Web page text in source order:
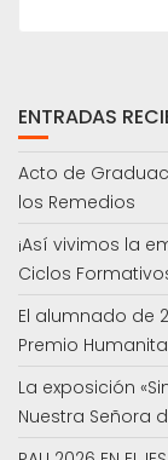
ENTRADAS
Acto de
los Remedios
¡Así vivimos la
Ciclos
El alumnado de
Premio
La exposición
Nuestra Señora